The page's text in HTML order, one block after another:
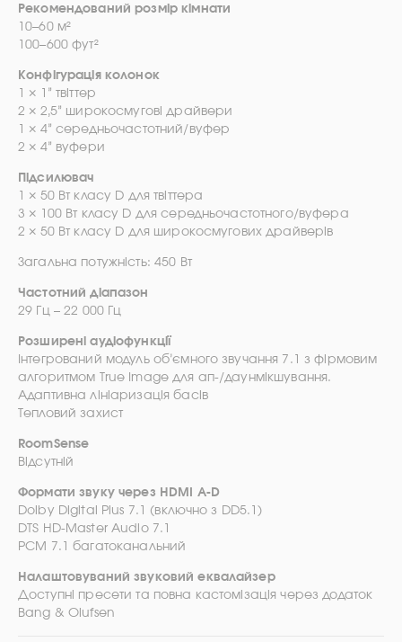
Рекомендований розмір кімнати
10–60 м²
100–600 фут²
Конфігурація колонок
1 × 1” твіттер
2 × 2,5” широкосмугові драйвери
1 × 4” середньочастотний/вуфер
2 × 4” вуфери
Підсилювач
1 × 50 Вт класу D для твіттера
3 × 100 Вт класу D для середньочастотного/вуфера
2 × 50 Вт класу D для широкосмугових драйверів
Загальна потужність: 450 Вт
Частотний діапазон
29 Гц – 22 000 Гц
Розширені аудіофункції
Інтегрований модуль об’ємного звучання 7.1 з фірмовим
алгоритмом True Image для ап-/даунмікшування.
Адаптивна лініаризація басів
Тепловий захист
RoomSense
Відсутній
Формати звуку через HDMI A-D
Dolby Digital Plus 7.1 (включно з DD5.1)
DTS HD-Master Audio 7.1
PCM 7.1 багатоканальний
Налаштовуваний звуковий еквалайзер
Доступні пресети та повна кастомізація через додаток
Bang & Olufsen